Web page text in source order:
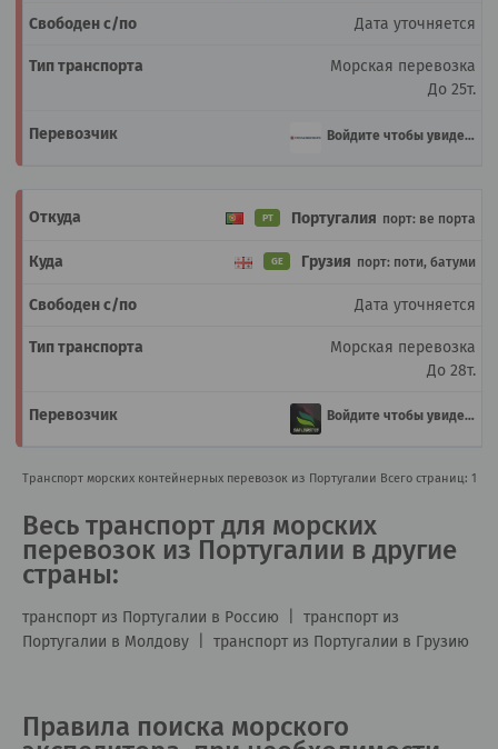
Дата уточняется
Морская перевозка
До 25т.
Войдите чтобы увидеть
PT Португалия порт: ве порта
GE Грузия порт: поти, батуми
Дата уточняется
Морская перевозка
До 28т.
Войдите чтобы увидеть
Транспорт морских контейнерных перевозок из Португалии Всего страниц: 1
Весь транспорт для морских
перевозок из Португалии в другие
страны:
транспорт из Португалии в Россию
транспорт из
Португалии в Молдову
транспорт из Португалии в Грузию
Правила поиска морского